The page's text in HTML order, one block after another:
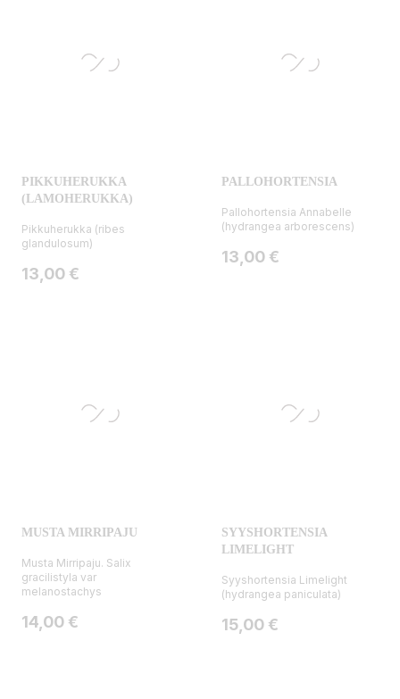
PIKKUHERUKKA
(LAMOHERUKKA)
Pikkuherukka (ribes
glandulosum)
Hinta
13,00 €
PALLOHORTENSIA
Pallohortensia Annabelle
(hydrangea arborescens)
Hinta
13,00 €
MUSTA MIRRIPAJU
Musta Mirripaju. Salix
gracilistyla var
melanostachys
Hinta
14,00 €
SYYSHORTENSIA
LIMELIGHT
Syyshortensia Limelight
(hydrangea paniculata)
Hinta
15,00 €